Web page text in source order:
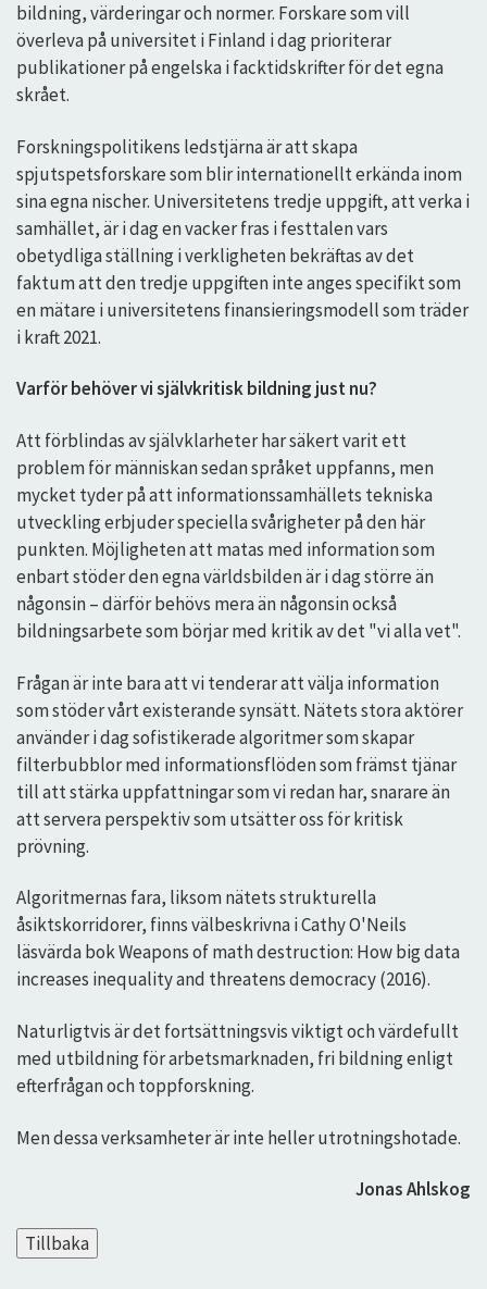
bildning, värderingar och normer. Forskare som vill
överleva på universitet i Finland i dag prioriterar
publikationer på engelska i facktidskrifter för det egna
skrået.
Forskningspolitikens ledstjärna är att skapa
spjutspetsforskare som blir internationellt erkända inom
sina egna nischer. Universitetens tredje uppgift, att verka i
samhället, är i dag en vacker fras i festtalen vars
obetydliga ställning i verkligheten bekräftas av det
faktum att den tredje uppgiften inte anges specifikt som
en mätare i universitetens finansieringsmodell som träder
i kraft 2021.
Varför behöver vi självkritisk bildning just nu?
Att förblindas av självklarheter har säkert varit ett
problem för människan sedan språket uppfanns, men
mycket tyder på att informationssamhällets tekniska
utveckling erbjuder speciella svårigheter på den här
punkten. Möjligheten att matas med information som
enbart stöder den egna världsbilden är i dag större än
någonsin – därför behövs mera än någonsin också
bildningsarbete som börjar med kritik av det "vi alla vet".
Frågan är inte bara att vi tenderar att välja information
som stöder vårt existerande synsätt. Nätets stora aktörer
använder i dag sofistikerade algoritmer som skapar
filterbubblor med informationsflöden som främst tjänar
till att stärka uppfattningar som vi redan har, snarare än
att servera perspektiv som utsätter oss för kritisk
prövning.
Algoritmernas fara, liksom nätets strukturella
åsiktskorridorer, finns välbeskrivna i Cathy O'Neils
läsvärda bok Weapons of math destruction: How big data
increases inequality and threatens democracy (2016).
Naturligtvis är det fortsättningsvis viktigt och värdefullt
med utbildning för arbetsmarknaden, fri bildning enligt
efterfrågan och toppforskning.
Men dessa verksamheter är inte heller utrotningshotade.
Jonas Ahlskog
Tillbaka